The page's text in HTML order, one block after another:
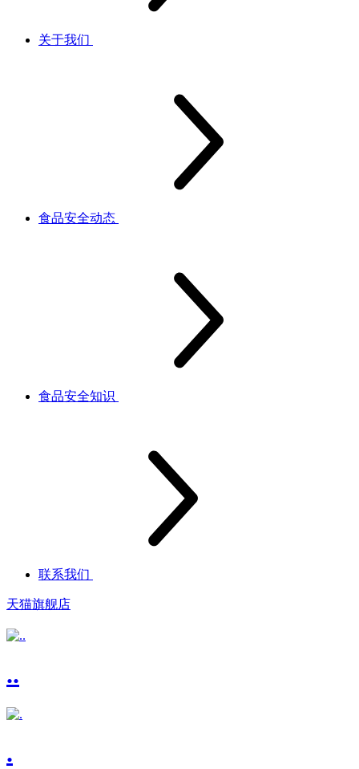
关于我们
食品安全动态
食品安全知识
联系我们
天猫旗舰店
..
.